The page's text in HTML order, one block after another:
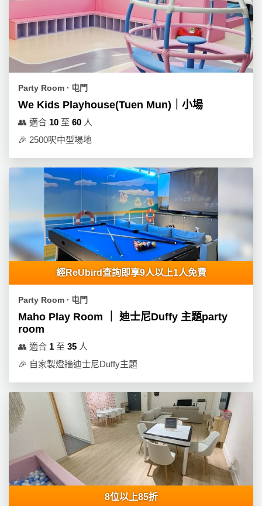
Party Room ∙ 屯門
We Kids Playhouse(Tuen Mun)｜小場
👥 適合 10 至 60 人
🎉 2500呎中型場地
經ReUbird查詢即享9人以上1人免費
Party Room ∙ 屯門
Maho Play Room ｜ 迪士尼Duffy 主題party
room
👥 適合 1 至 35 人
🎉 自家製燈牆迪士尼Duffy主題
8位以上85折